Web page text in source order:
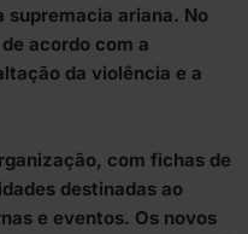
ariana. No
acordo com a
da violência e a
com fichas de
destinadas ao
e eventos. Os novos